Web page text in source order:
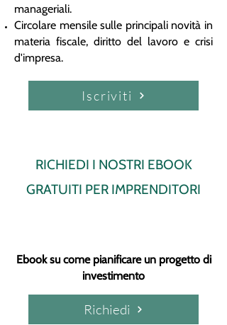
manageriali.
Circolare mensile sulle principali novità in
materia fiscale, diritto del lavoro e crisi
d'impresa.
Iscriviti
RICHIEDI I NOSTRI EBOOK
GRATUITI PER IMPRENDITORI
Ebook su come pianificare un progetto di
investimento
Richiedi